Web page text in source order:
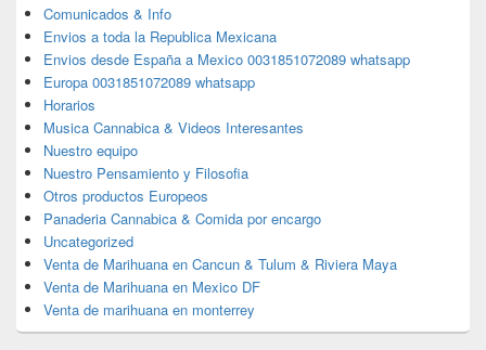
Comunicados & Info
Envios a toda la Republica Mexicana
Envios desde España a Mexico 0031851072089 whatsapp
Europa 0031851072089 whatsapp
Horarios
Musica Cannabica & Videos Interesantes
Nuestro equipo
Nuestro Pensamiento y Filosofia
Otros productos Europeos
Panaderia Cannabica & Comida por encargo
Uncategorized
Venta de Marihuana en Cancun & Tulum & Riviera Maya
Venta de Marihuana en Mexico DF
Venta de marihuana en monterrey